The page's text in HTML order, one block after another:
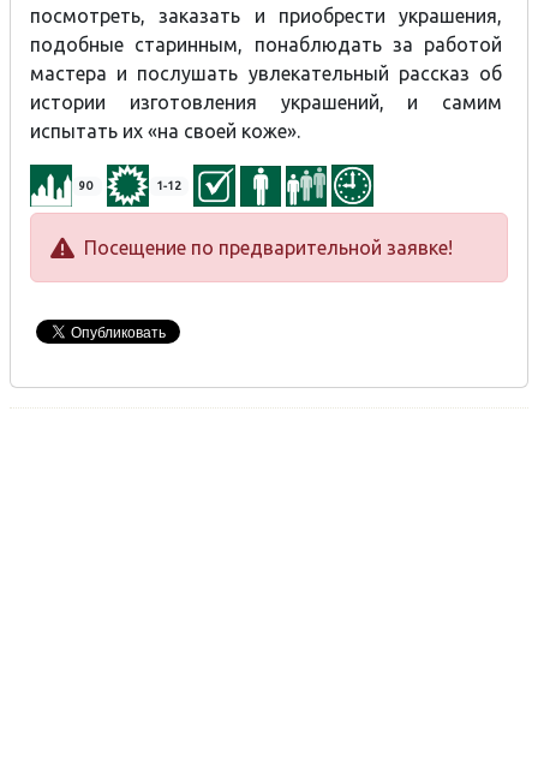
посмотреть, заказать и приобрести украшения,
подобные старинным, понаблюдать за работой
мастера и послушать увлекательный рассказ об
истории изготовления украшений, и самим
испытать их «на своей коже».
90 1-12
Посещение по предварительной заявке!